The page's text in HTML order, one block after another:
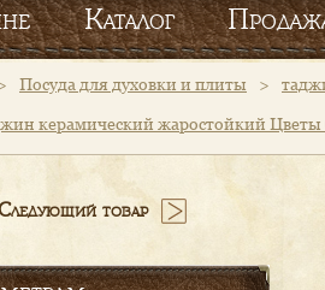
Каталог
Посуда для духовки и плиты >
керамический жаростойкий Цветы
товар